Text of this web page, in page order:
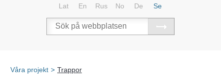
Lat En Rus No De Se
Våra projekt > Trappor